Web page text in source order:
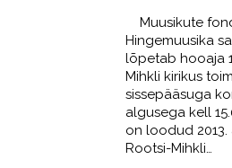
Muusikute
Hingemuusika
lõpetab hooaja
Mihkli kirikus
sissepääsuga
algusega kell
on loodud
Rootsi-Mihkli…